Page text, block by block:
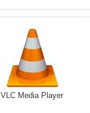
VLC Media Player